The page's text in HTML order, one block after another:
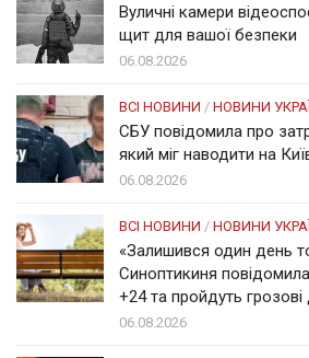
Вуличні камери
щит для вашої безпеки
06.08.2026
ВСІ НОВИНИ / НОВИНИ
СБУ повідомила про
який міг наводити на
06.08.2026
ВСІ НОВИНИ / НОВИНИ
«Залишився один день
Синоптикиня
+24 та пройдуть грозові
06.08.2026